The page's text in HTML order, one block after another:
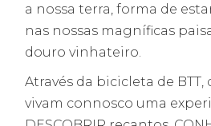
a nossa terra, forma de
nas nossas magníficas
douro vinhateiro.
Através da bicicleta de
vivam connosco uma